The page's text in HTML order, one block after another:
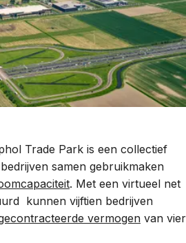
Trade Park is een collectief
samen gebruikmaken
. Met een virtueel net
kunnen vijftien bedrijven
vermogen van vier